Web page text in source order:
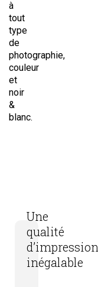
à
tout
type
de
photographie,
couleur
et
noir
&
blanc.
Une
qualité
d’impression
inégalable